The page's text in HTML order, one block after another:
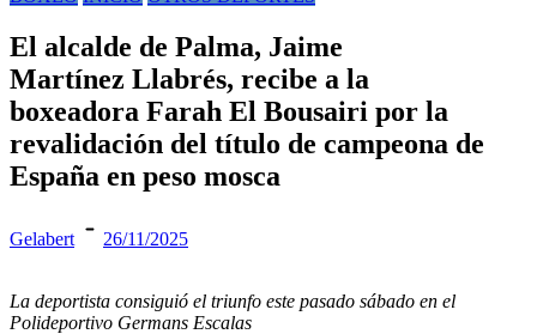
El alcalde de Palma, Jaime
Martínez Llabrés, recibe a la
boxeadora Farah El Bousairi por la
revalidación del título de campeona de
España en peso mosca
Gelabert 26/11/2025
La deportista consiguió el triunfo este pasado sábado en el
Polideportivo Germans Escalas